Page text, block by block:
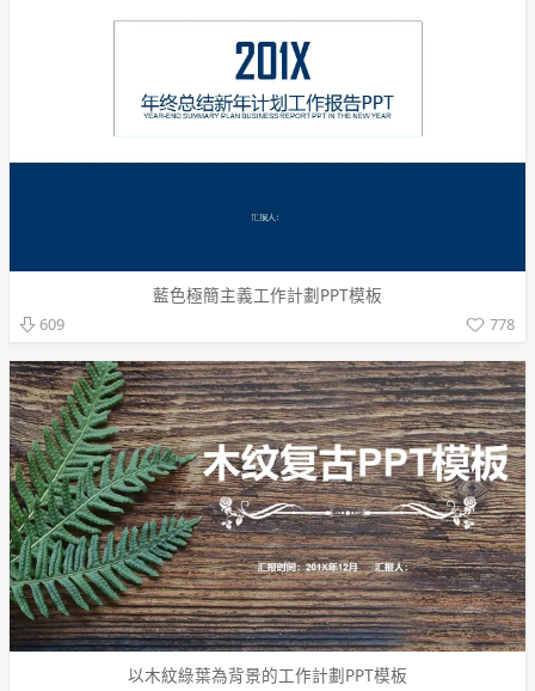
藍色極簡主義工作計劃PPT模板
609 778
以木紋綠葉為背景的工作計劃PPT模板